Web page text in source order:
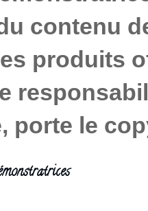
contenu
produits
porte le